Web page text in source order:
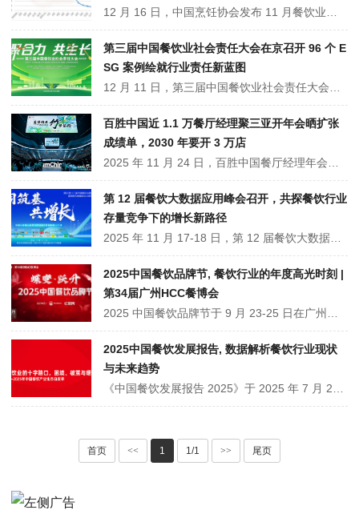
12 月 16 日，中国烹饪协会发布 11 月餐饮业表现指数报告。当月行业整体表现指数 41.29（环比微降 0.51），现状指数连续 16 个月低于中性线，销售额、客流量等核心指标下滑；但 12 月预期指数回升至 48.62，接近中性。业态分化显著，烘焙甜点领跑，西式正餐承压，企业对年终旺季乐观，但短期投资扩张偏谨慎。
第三届中国餐饮业社会责任大会在京召开 96 个 E
SG 案例绘就行业责任新蓝图
12 月 11 日，第三届中国餐饮业社会责任大会在北京召开，由世界中餐业联合会与美团联合主办，以 “聚合力，共生长” 为主题，240 余人参会探讨餐饮 ESG 实践。会上发布 ESG 实践十大关键词，揭晓 96 个优秀案例，涵盖全聚德、费大厨等品牌，还推出《朝阳区餐饮业 ESG 白皮书》，推动行业向 “质量与责任并重” 转型。
百胜中国近 1.1 万餐厅经理聚三亚开年会晒扩张
成绩单，2030 年要开 3 万店
2025 年 11 月 24 日，百胜中国餐厅经理年会在三亚举办，近 1.1 万名经理参会。披露，前三季度净增门店 1119 家，总门店超 1.75 万家，销售额、利润双增，肯德基、必胜客等品牌领跑扩张。会上详解 RGM3.0 战略，锚定 2030 年 3 万家门店目标，并强调人才体系为扩张筑基，彰显行业龙头增长韧性。
第 12 届餐饮大数据应用峰会召开，共探餐饮行业
存量竞争下的增长新路径
2025 年 11 月 17-18 日，第 12 届餐饮大数据应用峰会在上海召开，以 “同筑基，共增长” 为主题。300 余家餐饮上下游企业及专家齐聚，发布《2025 中国餐饮大数据白皮书》，指出行业已从增量竞争转向存量竞争。峰会聚焦数智化转型，分享降本增效、产品创新等实践经验。
2025中国餐饮品牌节, 餐饮行业的年度高光时刻 |
第34届广州HCC餐博会
2025 中国餐饮品牌节于 9 月 23-25 日在广州举办（第 34 届HCC餐博会），由世界中餐业联合会与红餐网联合主办，主题为 “蝶变・跃升”。活动含主题大会、专项论坛、交流活动及成果展示等板块，发布相关白皮书和报告，设红鹰奖，吸引数万名专业观众，助力餐饮行业突破困境、实现发展。
2025中国餐饮发展报告, 数据解析餐饮行业现状
与未来趋势
《中国餐饮发展报告 2025》于 2025 年 7 月 29 日在广州发布，由红餐网主办，红餐产业研究院等承办。报告依托红餐大数据，汇聚 3.2 万 + 餐饮品牌与 8000 + 供应链企业数据。内容涵盖产业全景、细分赛道等，还剖析新锐品类、头部品牌迭代，呈现三大榜单，揭示市场规模、连锁化等趋势，为行业提供参考。
首页 << 1 1/1 >> 尾页